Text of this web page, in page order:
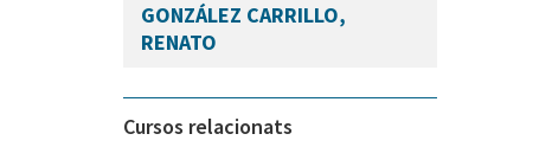
GONZÁLEZ CARRILLO,
RENATO
Cursos relacionats